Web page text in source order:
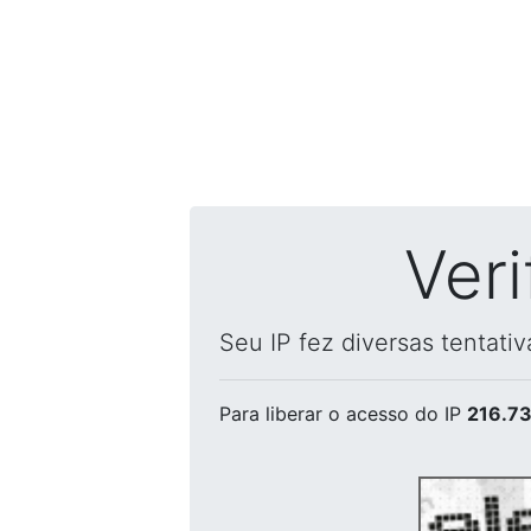
Seu IP fez diversas
Para liberar o acesso do IP